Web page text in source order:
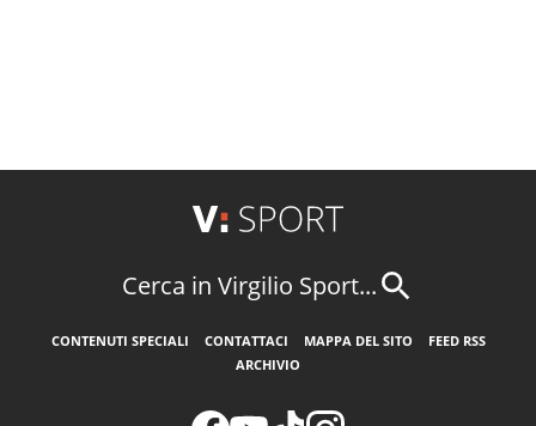
Cerca in Virgilio Sport...
CONTENUTI SPECIALI CONTATTACI MAPPA DEL SITO
FEED RSS
ARCHIVIO